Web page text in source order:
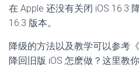
在 Apple 还没有关闭 iOS 16.3
16.3 版本。
降级的方法以及教学可以参考
降回旧版 iOS 怎麽做？这里教